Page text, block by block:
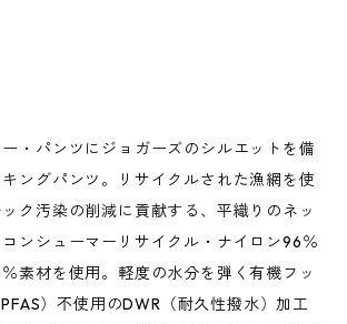
・パンツにジョガーズのシルエットを備
ングパンツ。リサイクルされた漁網を使
ク汚染の削減に貢献する、平織りのネッ
コンシューマーリサイクル・ナイロン96％
素材を使用。軽度の水分を弾く有機フッ
）不使用のDWR（耐久性撥水）加工